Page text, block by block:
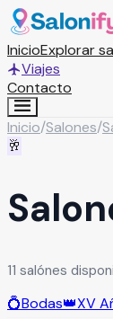
InicioExplorar
Viajes
Contacto
Inicio/Salones/
🥂
11 salónes
💍Bodas👑XV